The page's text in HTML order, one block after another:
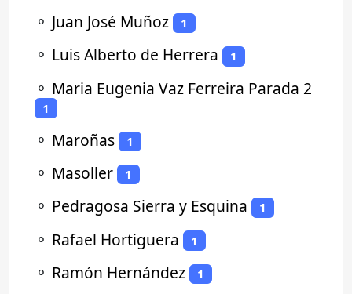
⚬ Juan José Muñoz 1
⚬ Luis Alberto de Herrera 1
⚬ Maria Eugenia Vaz Ferreira Parada 2
1
⚬ Maroñas 1
⚬ Masoller 1
⚬ Pedragosa Sierra y Esquina 1
⚬ Rafael Hortiguera 1
⚬ Ramón Hernández 1